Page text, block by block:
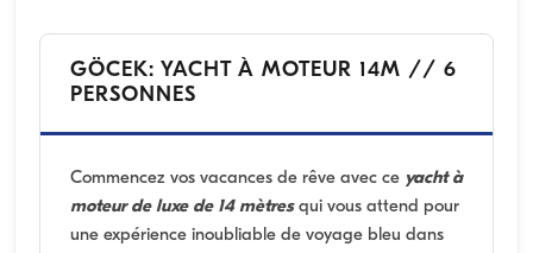
GÖCEK: YACHT À MOTEUR 14M // 6
PERSONNES
Commencez vos vacances de rêve avec ce yacht à
moteur de luxe de 14 mètresqui vous attend pour
une expérience inoubliable de voyage bleu dans